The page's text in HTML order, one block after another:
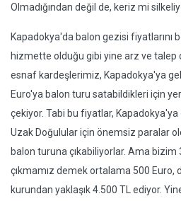
Olmadığından değil de, keriz mi
Kapadokya'da balon gezisi fiyatlarını
hizmette olduğu gibi yine arz ve talep
esnaf kardeşlerimiz, Kapadokya'ya
Euro'ya balon turu satabildikleri için
çekiyor. Tabi bu fiyatlar, Kapadokya'ya
Uzak Doğulular için önemsiz paralar
balon turuna çıkabiliyorlar. Ama bizim
çıkmamız demek ortalama 500 Euro,
kurundan yaklaşık 4.500 TL ediyor.